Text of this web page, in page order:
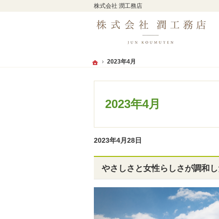
ホーム
2023年4月
2023年4月
株式会社 潤工務店
2023年4月28日
やさしさと女性らしさが調和
ホーム
2023年4月